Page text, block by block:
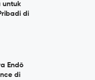
untuk
di
Endō
di